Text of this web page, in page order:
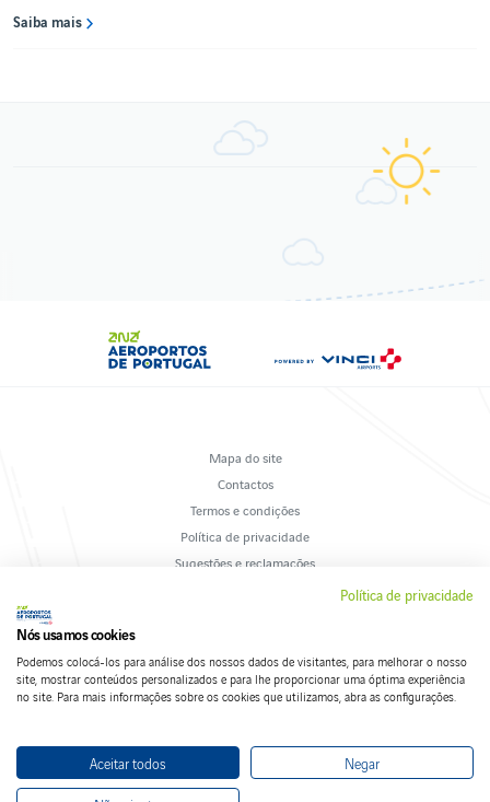
Saiba mais
Mapa do site
Contactos
Termos e condições
Política de privacidade
Sugestões e reclamações
Siga-nos nas redes sociais:
Política de privacidade
Nós usamos cookies
Podemos colocá-los para análise dos nossos dados de visitantes, para melhorar o nosso
site, mostrar conteúdos personalizados e para lhe proporcionar uma óptima experiência
no site. Para mais informações sobre os cookies que utilizamos, abra as configurações.
Aceitar todos Negar